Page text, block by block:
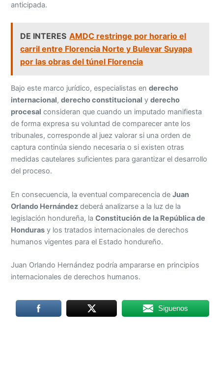
anticipada.
DE INTERES AMDC restringe por horario el
carril entre Florencia Norte y Bulevar Suyapa
por las obras del túnel Florencia
Bajo este marco jurídico, especialistas enderecho
internacional,derecho constitucional yderecho
procesal consideran que cuando un imputado manifiesta
de forma expresa su voluntad de comparecer ante los
tribunales, corresponde al juez valorar si una orden de
captura continúa siendo necesaria o si existen otras
medidas cautelares suficientes para garantizar el desarrollo
del proceso.
En consecuencia, la eventual comparecencia deJuan
Orlando Hernández deberá analizarse a la luz de la
legislación hondureña, laConstitución de la República de
Honduras y los tratados internacionales de derechos
humanos vigentes para el Estado hondureño.
Juan Orlando Hernández podría ampararse en principios
internacionales de derechos humanos.
Siguenos